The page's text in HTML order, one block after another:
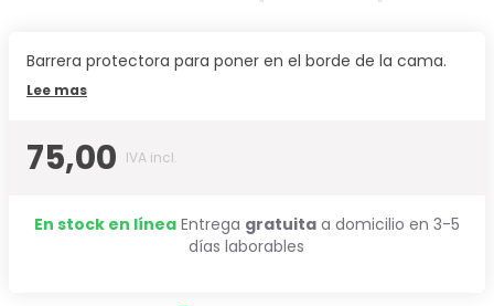
Barrera protectora para poner en el borde de la cama.
Lee mas
75,00 IVA incl.
En stock en líneaEntrega gratuitaa domicilio en 3-5
días laborables